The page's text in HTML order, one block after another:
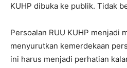
KUHP dibuka ke publik. Tidak
Persoalan RUU KUHP menjadi
menyurutkan kemerdekaan
ini harus menjadi perhatian